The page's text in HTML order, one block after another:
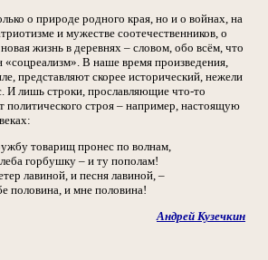
о природе родного края, но и о войнах, на
и мужестве соотечественников, о
жизнь в деревнях – словом, обо всём, что
«соцреализм». В наше время произведения,
представляют скорее исторический, нежели
И лишь строки, прославляющие что-то
политического строя – например, настоящую
товарищ пронес по волнам,
горбушку – и ту пополам!
лавиной, и песня лавиной, –
половина, и мне половина!
Андрей Кузечкин